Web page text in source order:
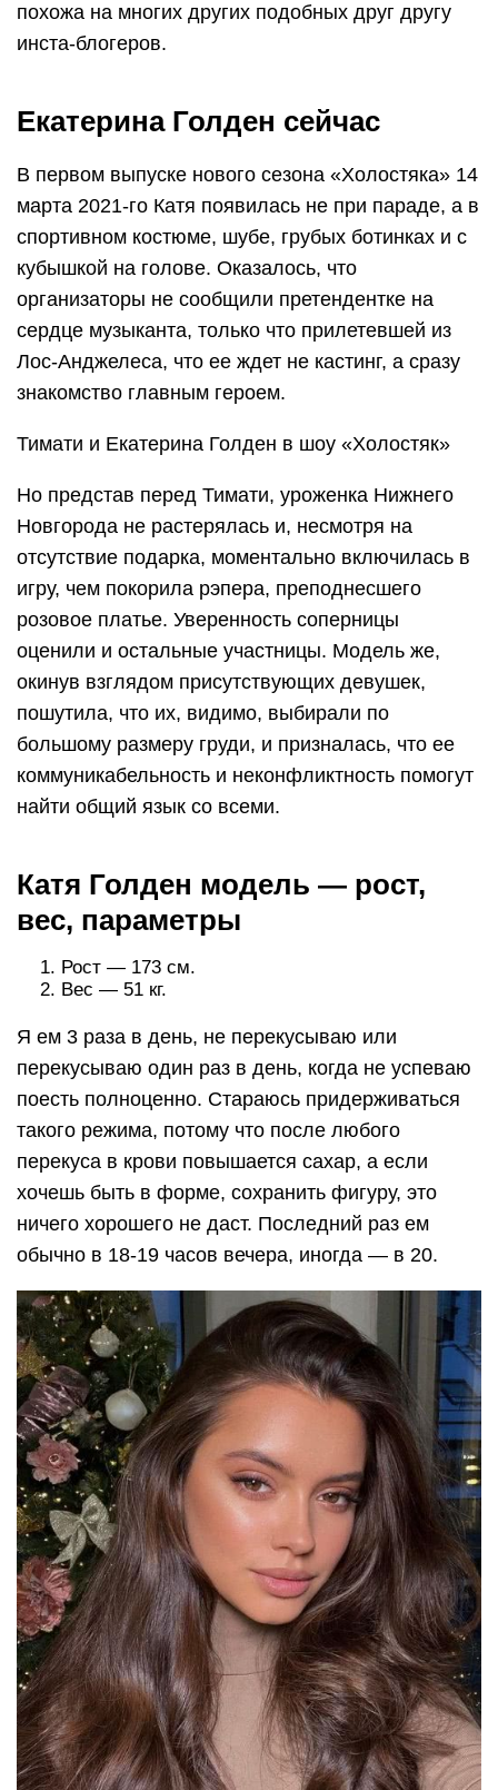
похожа на многих других подобных друг другу
инста-блогеров.
Екатерина Голден сейчас
В первом выпуске нового сезона «Холостяка» 14
марта 2021-го Катя появилась не при параде, а в
спортивном костюме, шубе, грубых ботинках и с
кубышкой на голове. Оказалось, что
организаторы не сообщили претендентке на
сердце музыканта, только что прилетевшей из
Лос-Анджелеса, что ее ждет не кастинг, а сразу
знакомство главным героем.
Тимати и Екатерина Голден в шоу «Холостяк»
Но представ перед Тимати, уроженка Нижнего
Новгорода не растерялась и, несмотря на
отсутствие подарка, моментально включилась в
игру, чем покорила рэпера, преподнесшего
розовое платье. Уверенность соперницы
оценили и остальные участницы. Модель же,
окинув взглядом присутствующих девушек,
пошутила, что их, видимо, выбирали по
большому размеру груди, и призналась, что ее
коммуникабельность и неконфликтность помогут
найти общий язык со всеми.
Катя Голден модель — рост,
вес, параметры
Рост — 173 см.
Вес — 51 кг.
Я ем 3 раза в день, не перекусываю или
перекусываю один раз в день, когда не успеваю
поесть полноценно. Стараюсь придерживаться
такого режима, потому что после любого
перекуса в крови повышается сахар, а если
хочешь быть в форме, сохранить фигуру, это
ничего хорошего не даст. Последний раз ем
обычно в 18-19 часов вечера, иногда — в 20.